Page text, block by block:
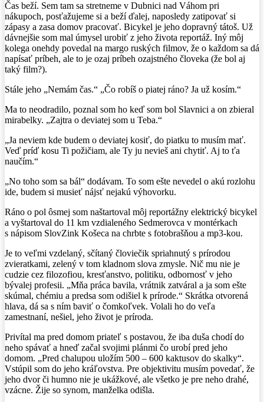
Čas beží. Sem tam sa stretneme v Dubnici nad Váhom pri
nákupoch, posťažujeme si a beží ďalej, naposledy zatipovať si
zápasy a zasa domov pracovať. Bicykel je jeho dopravný tátoš. Už
dávnejšie som mal úmysel urobiť z jeho života reportáž. Iný môj
kolega onehdy povedal na margo ruských filmov, že o každom sa dá
napísať príbeh, ale to je ozaj príbeh ozajstného človeka (že bol aj
taký film?).
Stále jeho „Nemám čas.“ „Čo robíš o piatej ráno? Ja už kosím.“
Ma to neodradilo, poznal som ho keď som bol Slavnici a on zbieral
mirabelky. „Zajtra o deviatej som u Teba.“
„Ja neviem kde budem o deviatej kosiť, do piatku to musím mať.
Veď príď kosu Ti požičiam, ale Ty ju nevieš ani chytiť. Aj to ťa
naučím.“
„No toho som sa bál“ dodávam. To som ešte nevedel o akú rozlohu
ide, budem si musieť nájsť nejakú výhovorku.
Ráno o pol ôsmej som naštartoval môj reportážny elektrický bicykel
a vyštartoval do 11 km vzdialeného Sedmerovca v montérkach
s nápisom SlovZink Košeca na chrbte s fotobrašňou a mp3-kou.
Je to veľmi vzdelaný, sčítaný človiečik spriahnutý s prírodou
zvieratkami, zelený v tom kladnom slova zmysle. Nič mu nie je
cudzie cez filozofiou, kresťanstvo, politiku, odbornosť v jeho
bývalej profesii. „Mňa práca bavila, vrátnik zatváral a ja som ešte
skúmal, chémiu a predsa som odišiel k prírode.“ Skrátka otvorená
hlava, dá sa s ním baviť o čomkoľvek. Volali ho do veľa
zamestnaní, nešiel, jeho život je príroda.
Privítal ma pred domom priateľ s postavou, že iba duša chodí do
neho spávať a hneď začal svojimi plánmi čo urobí pred jeho
domom. „Pred chalupou uložím 500 – 600 kaktusov do skalky“.
Vstúpil som do jeho kráľovstva. Pre objektivitu musím povedať, že
jeho dvor či humno nie je ukážkové, ale všetko je pre neho drahé,
vzácne. Žije so synom, manželka odišla.